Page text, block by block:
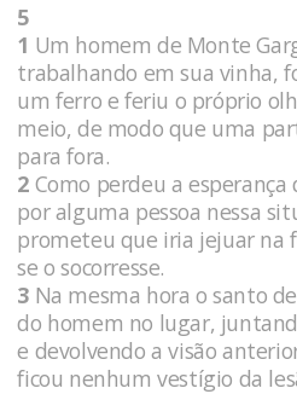
5
1 Um homem de Monte
trabalhando em sua vinha,
um ferro e feriu o próprio
meio, de modo que uma
para fora.
2 Como perdeu a
por alguma pessoa nessa
prometeu que iria jejuar na
se o socorresse.
3 Na mesma hora o santo
do homem no lugar,
e devolvendo a visão
ficou nenhum vestígio da